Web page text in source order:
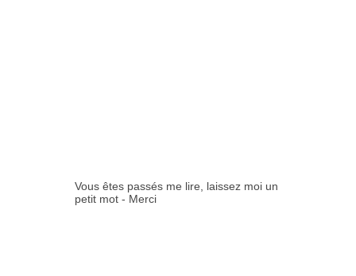
Vous êtes passés me lire, laissez moi un
petit mot - Merci